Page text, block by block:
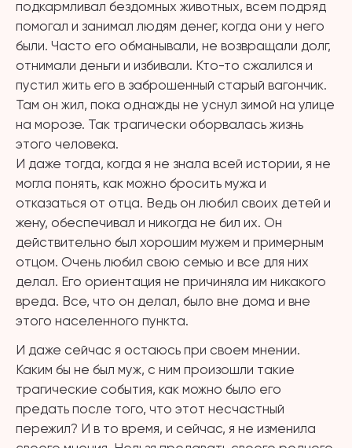
подкармливал бездомных животных, всем подряд
помогал и занимал людям денег, когда они у него
были. Часто его обманывали, не возвращали долг,
отнимали деньги и избивали. Кто-то сжалился и
пустил жить его в заброшенный старый вагончик.
Там он жил, пока однажды не уснул зимой на улице
на морозе. Так трагически оборвалась жизнь
этого человека.
И даже тогда, когда я не знала всей истории, я не
могла понять, как можно бросить мужа и
отказаться от отца. Ведь он любил своих детей и
жену, обеспечивал и никогда не бил их. Он
действительно был хорошим мужем и примерным
отцом. Очень любил свою семью и все для них
делал. Его ориентация не причиняла им никакого
вреда. Все, что он делал, было вне дома и вне
этого населенного пункта.
И даже сейчас я остаюсь при своем мнении.
Каким бы не был муж, с ним произошли такие
трагические события, как можно было его
предать после того, что этот несчастный
пережил? И в то время, и сейчас, я не изменила